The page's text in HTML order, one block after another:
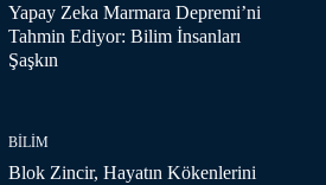
Yapay Zeka Marmara Depremi’ni
Tahmin Ediyor: Bilim İnsanları
Şaşkın
BILIM
Blok Zincir, Hayatın Kökenlerini